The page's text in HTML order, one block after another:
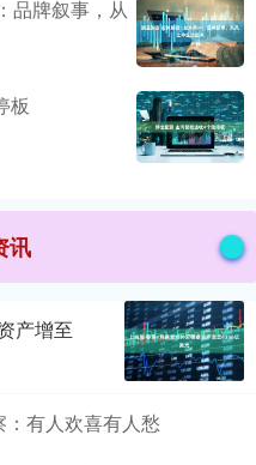
品牌叙事，从
板
讯
产增至
有人欢喜有人愁